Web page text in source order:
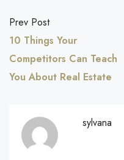
Prev Post
10 Things Your
Competitors Can Teach
You About Real Estate
sylvana